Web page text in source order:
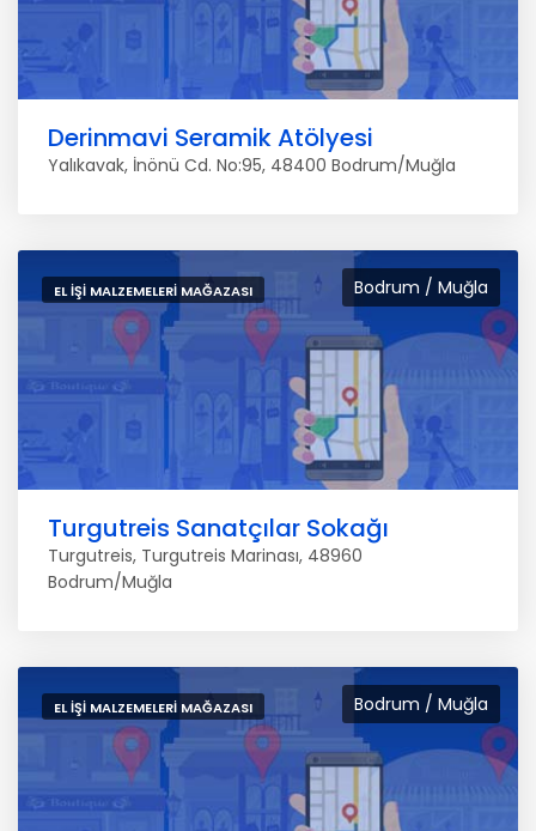
Derinmavi Seramik Atölyesi
Yalıkavak, İnönü Cd. No:95, 48400 Bodrum/Muğla
Bodrum / Muğla
EL IŞI MALZEMELERI MAĞAZASI
Turgutreis Sanatçılar Sokağı
Turgutreis, Turgutreis Marinası, 48960
Bodrum/Muğla
Bodrum / Muğla
EL IŞI MALZEMELERI MAĞAZASI